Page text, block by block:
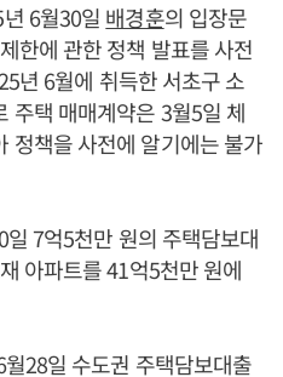
6월30일 배경훈의 입장문
한에 관한 정책 발표를 사전
년 6월에 취득한 서초구 소
주택 매매계약은 3월5일 체
정책을 사전에 알기에는 불가
7억5천만 원의 주택담보대
아파트를 41억5천만 원에
28일 수도권 주택담보대출